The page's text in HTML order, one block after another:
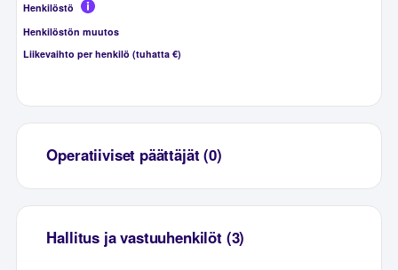
Henkilöstö
Henkilöstön muutos
Liikevaihto per henkilö (tuhatta €)
Operatiiviset päättäjät (0)
Hallitus ja vastuuhenkilöt (3)